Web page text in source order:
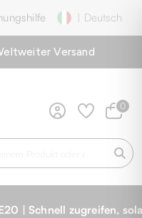
| Deutsch
Versand
0
zugreifen, solange